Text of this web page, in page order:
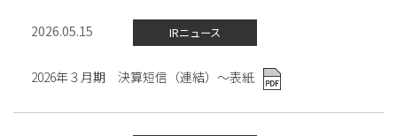
2026.05.15 IRニュース
2026年３月期 決算短信（連結）～表紙